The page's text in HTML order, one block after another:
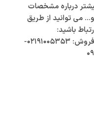
درباره مشخصات
می توانید از طریق
باشید:
تماس مستقیم با واحد مشاوره و فروش: ۰۲۱۹۱۰۰۵۳۵۳-